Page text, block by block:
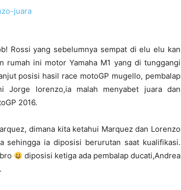
Rossi yang sebelumnya sempat di elu elu kan
rumah ini motor Yamaha M1 yang di tunggangi
posisi hasil race motoGP mugello, pembalap
Jorge lorenzo,ia malah menyabet juara dan
2016.
dimana kita ketahui Marquez dan Lorenzo
sehingga ia diposisi berurutan saat kualifikasi.
diposisi ketiga ada pembalap ducati,Andrea